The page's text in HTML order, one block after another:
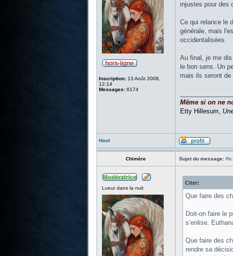
Inscription:13 Août 2008,
12:14
Messages:6174
injustes pour des
Ce qui relance le
générale, mais
occidentalisées.
Au final, je me
le bon sens. Un
mais ils seront
Même si on ne
Etty Hillesum,
Haut
Chimère Sujet du message:
Lueur dans la nuit
Citer:
Que faire des
Doit-on faire le
s’enlise.
Que faire des
rendre sa